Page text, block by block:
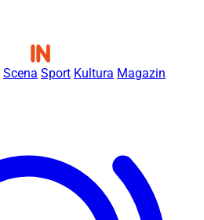
Scena Sport Kultura Magazin